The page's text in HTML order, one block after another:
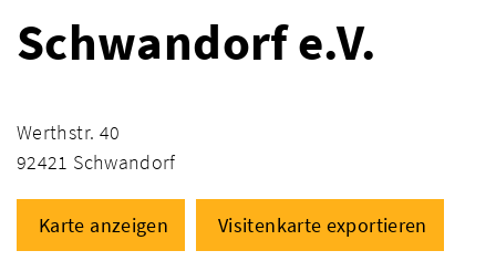
Schwandorf e.V.
Werthstr. 40
92421 Schwandorf
Karte anzeigen Visitenkarte exportieren